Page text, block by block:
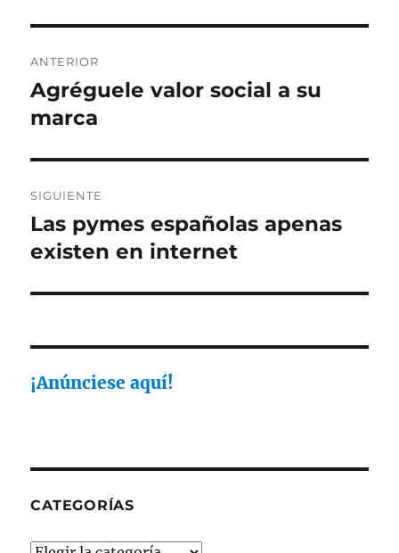
de
entradas
ANTERIOR
Entrada
anterior:
Agréguele valor social a su
marca
SIGUIENTE
Entrada
siguiente:
Las pymes españolas apenas
existen en internet
¡Anúnciese aquí!
CATEGORÍAS